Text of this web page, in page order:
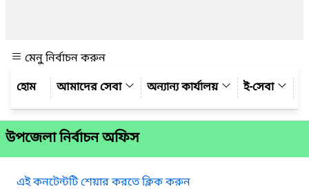
মেনু নির্বাচন করুন
আমাদের সেবা
অন্যান্য কার্যালয় ই-সেবা
উপজেলা নির্বাচন অফিস
এই কনটেন্টটি শেয়ার করতে ক্লিক করুন